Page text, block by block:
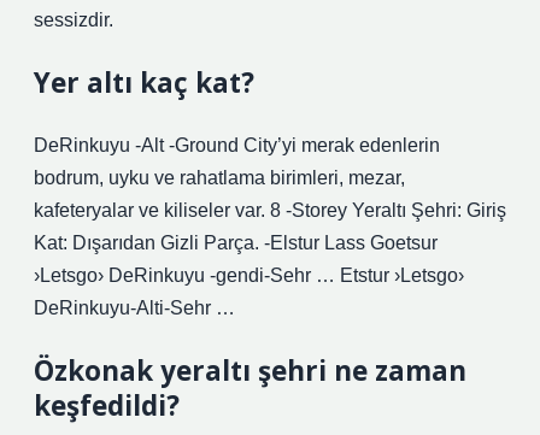
sessizdir.
Yer altı kaç kat?
DeRinkuyu -Alt -Ground City’yi merak edenlerin
bodrum, uyku ve rahatlama birimleri, mezar,
kafeteryalar ve kiliseler var. 8 -Storey Yeraltı Şehri: Giriş
Kat: Dışarıdan Gizli Parça. -Elstur Lass Goetsur
›Letsgo› DeRinkuyu -gendi-Sehr … Etstur ›Letsgo›
DeRinkuyu-Alti-Sehr …
Özkonak yeraltı şehri ne zaman
keşfedildi?